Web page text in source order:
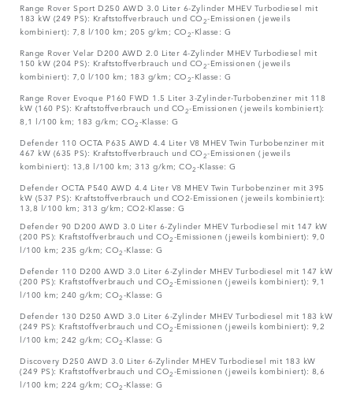
Range Rover Sport D250 AWD 3.0 Liter 6-Zylinder MHEV Turbodiesel mit
183 kW (249 PS): Kraftstoffverbrauch und CO2-Emissionen (jeweils
kombiniert): 7,8 l/100 km; 205 g/km; CO2-Klasse: G
Range Rover Velar D200 AWD 2.0 Liter 4-Zylinder MHEV Turbodiesel mit
150 kW (204 PS): Kraftstoffverbrauch und CO2-Emissionen (jeweils
kombiniert): 7,0 l/100 km; 183 g/km; CO2-Klasse: G
Range Rover Evoque P160 FWD 1.5 Liter 3-Zylinder-Turbobenziner mit 118
kW (160 PS): Kraftstoffverbrauch und CO2-Emissionen (jeweils kombiniert):
8,1 l/100 km; 183 g/km; CO2-Klasse: G
Defender 110 OCTA P635 AWD 4.4 Liter V8 MHEV Twin Turbobenziner mit
467 kW (635 PS): Kraftstoffverbrauch und CO2-Emissionen (jeweils
kombiniert): 13,8 l/100 km; 313 g/km; CO2-Klasse: G
Defender OCTA P540 AWD 4.4 Liter V8 MHEV Twin Turbobenziner mit 395
kW (537 PS): Kraftstoffverbrauch und CO2-Emissionen (jeweils kombiniert):
13,8 l/100 km; 313 g/km; CO2-Klasse: G
Defender 90 D200 AWD 3.0 Liter 6-Zylinder MHEV Turbodiesel mit 147 kW
(200 PS): Kraftstoffverbrauch und CO2-Emissionen (jeweils kombiniert): 9,0
l/100 km; 235 g/km; CO2-Klasse: G
Defender 110 D200 AWD 3.0 Liter 6-Zylinder MHEV Turbodiesel mit 147 kW
(200 PS): Kraftstoffverbrauch und CO2-Emissionen (jeweils kombiniert): 9,1
l/100 km; 240 g/km; CO2-Klasse: G
Defender 130 D250 AWD 3.0 Liter 6-Zylinder MHEV Turbodiesel mit 183 kW
(249 PS): Kraftstoffverbrauch und CO2-Emissionen (jeweils kombiniert): 9,2
l/100 km; 242 g/km; CO2-Klasse: G
Discovery D250 AWD 3.0 Liter 6-Zylinder MHEV Turbodiesel mit 183 kW
(249 PS): Kraftstoffverbrauch und CO2-Emissionen (jeweils kombiniert): 8,6
l/100 km; 224 g/km; CO2-Klasse: G